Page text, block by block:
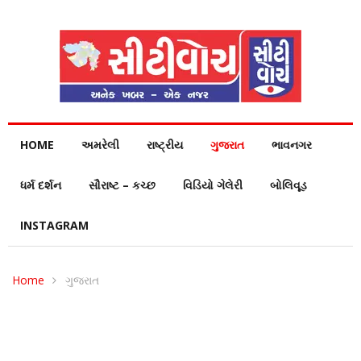
HOME અમરેલી રાષ્ટ્રીય ગુજરાત ભાવનગર
ધર્મ દર્શન સૌરાષ્ટ – કચ્છ વિડિયો ગેલેરી બોલિવૂડ
INSTAGRAM
Home ગુજરાત